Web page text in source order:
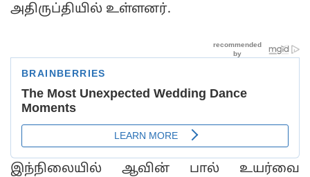
அதிருப்தியில் உள்ளனர்.
இந்நிலையில் ஆவின் பால் உயர்வை